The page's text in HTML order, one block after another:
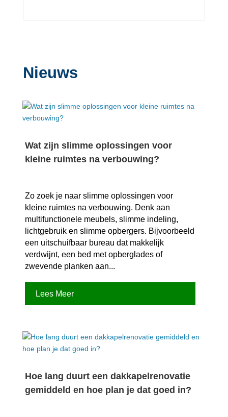
Nieuws
Wat zijn slimme oplossingen voor
kleine ruimtes na verbouwing?
Zo zoek je naar slimme oplossingen voor
kleine ruimtes na verbouwing.​ Denk aan
multifunctionele meubels, slimme indeling,
lichtgebruik en slimme opbergers.​ Bijvoorbeeld
een uitschuifbaar bureau dat makkelijk
verdwijnt, een bed met opberglades of
zwevende planken aan...
Lees Meer
Hoe lang duurt een dakkapelrenovatie
gemiddeld en hoe plan je dat goed in?